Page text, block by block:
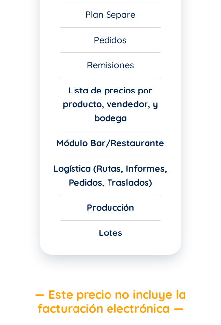
Plan Separe
Pedidos
Remisiones
Lista de precios por
producto, vendedor, y
bodega
Módulo Bar/Restaurante
Logística (Rutas, Informes,
Pedidos, Traslados)
Producción
Lotes
— Este precio no incluye la
facturación electrónica —